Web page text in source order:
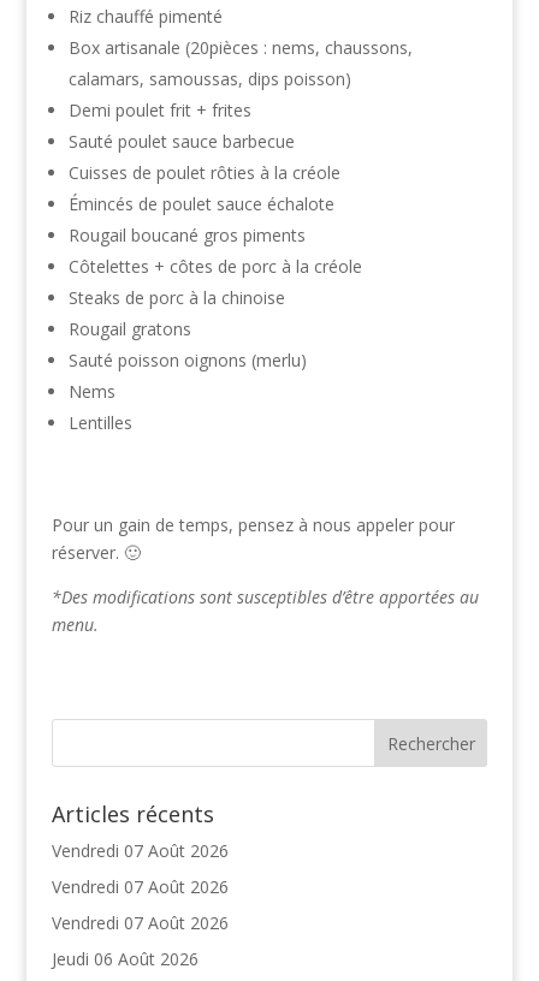
Riz chauffé pimenté
Box artisanale (20pièces : nems, chaussons,
calamars, samoussas, dips poisson)
Demi poulet frit + frites
Sauté poulet sauce barbecue
Cuisses de poulet rôties à la créole
Émincés de poulet sauce échalote
Rougail boucané gros piments
Côtelettes + côtes de porc à la créole
Steaks de porc à la chinoise
Rougail gratons
Sauté poisson oignons (merlu)
Nems
Lentilles
Pour un gain de temps, pensez à nous appeler pour
réserver. 🙂
*Des modifications sont susceptibles d’être apportées au
menu.
Articles récents
Vendredi 07 Août 2026
Vendredi 07 Août 2026
Vendredi 07 Août 2026
Jeudi 06 Août 2026